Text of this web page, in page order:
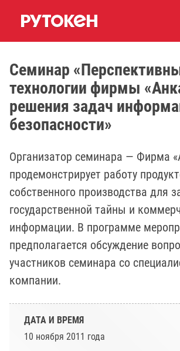
Семинар
технологии фирмы
решения задач
безопасности»
Организатор семинара — Фирма
продемонстрирует работу
собственного производства для
государственной тайны и
информации. В программе
предполагается обсуждение
участников семинара со
компании.
ДАТА И ВРЕМЯ
10 ноября 2011 года